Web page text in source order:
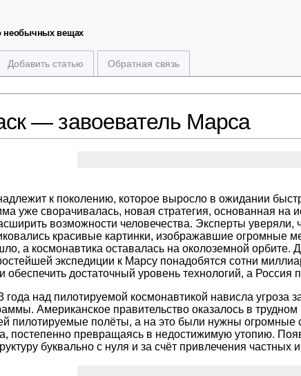
необычных вещах
Добавить статью Обратная связь
— завоеватель Марса
к поколению, которое выросло в ожидании
уже сворачивалась, новая стратегия, основанная на
возможности человечества. Эксперты уверяли,
красивые картинки, изображавшие огромные
а космонавтика оставалась на околоземной
экспедиции к Марсу понадобятся сотни
обеспечить достаточный уровень технологий, а Россия
над пилотируемой космонавтикой нависла угроза
Американское правительство оказалось в
пилотируемые полёты, а на это были нужны огромные
постепенно превращаясь в недостижимую утопию.
буквально с нуля и за счёт привлечения частных